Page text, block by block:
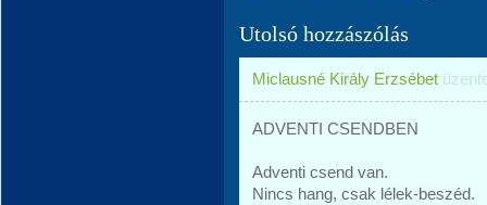
Utolsó hozzászólás
Miclausné Király Erzsébet
ADVENTI CSENDBEN
Adventi csend van.
Nincs hang, csak lélek-beszéd.